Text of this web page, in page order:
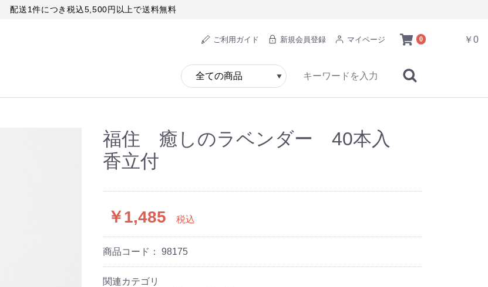
配送1件につき税込5,500円以上で送料無料
0 ￥0
ご利用ガイド 新規会員登録 マイページ
福住 癒しのラベンダー 40本入
香立付
￥1,485 税込
商品コード： 98175
関連カテゴリ